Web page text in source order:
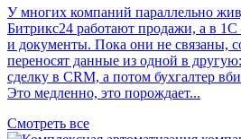
У многих компаний параллельно
Битрикс24 работают продажи, а в
и документы. Пока они не связаны,
переносят данные из одной в
сделку в CRM, а потом бухгалтер
Это медленно, это порождает...
Смотреть все